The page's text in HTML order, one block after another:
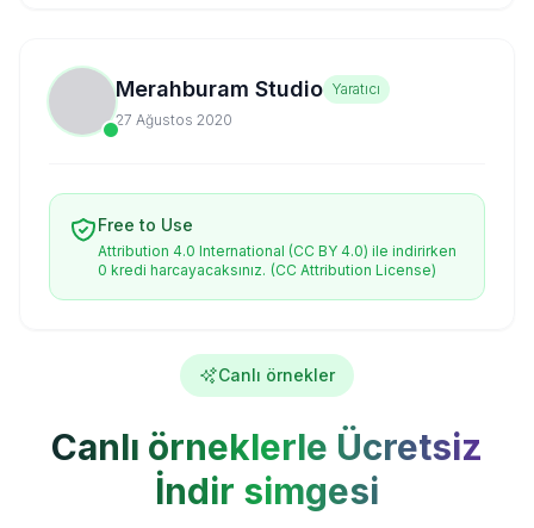
Merahburam Studio Yaratıcı
27 Ağustos 2020
Free to Use
Attribution 4.0 International (CC BY 4.0) ile indirirken
0 kredi harcayacaksınız. (CC Attribution License)
Canlı örnekler
Canlı örneklerle Ücretsiz
İndir simgesi